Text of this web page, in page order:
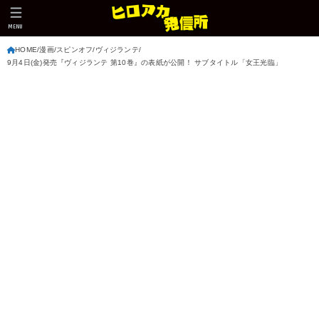
MENU
HOME 漫画 スピンオフ ヴィジランテ
9月4日(金)発売『ヴィジランテ 第10巻』の表紙が公開！ サブタイトル「女王光臨」